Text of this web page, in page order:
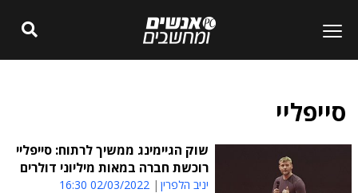
סייפליי
שוק הגיימינג ממשיך לרתוח: סייפליי
רוכשת חברה במאות מיליוני דולרים
יניב הלפרין 02/03/2022 16:30